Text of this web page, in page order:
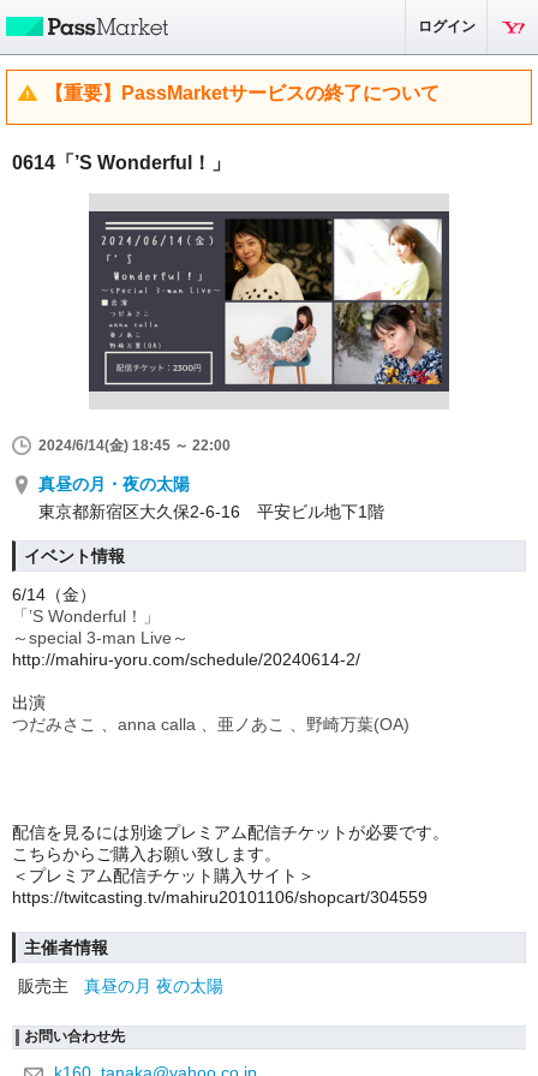
ログイン
【重要】PassMarketサービスの終了について
0614「’S Wonderful！」
2024/6/14(金) 18:45 ～ 22:00
真昼の月・夜の太陽
東京都新宿区大久保2-6-16 平安ビル地下1階
イベント情報
6/14 （金）
「’S Wonderful！」
～special 3-man Live～
http://mahiru-yoru.com/schedule/20240614-2/
出演
つだみさこ 、anna calla 、亜ノあこ 、野崎万葉(OA)
配信を見るには別途プレミアム配信チケットが必要です。
こちらからご購入お願い致します。
＜プレミアム配信チケット購入サイト＞
https://twitcasting.tv/mahiru20101106/shopcart/304559
主催者情報
販売主
真昼の月 夜の太陽
お問い合わせ先